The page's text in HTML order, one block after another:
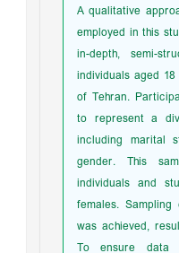
A qualitative
employed in this
in-depth, semi-
individuals aged
of Tehran.
to represent a
including marital
gender. This
individuals and
females.
was achieved,
To ensure data